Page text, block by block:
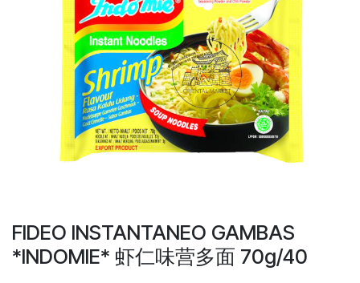
FIDEO INSTANTANEO GAMBAS
*INDOMIE* 虾仁味营多面 70g/40